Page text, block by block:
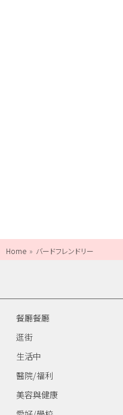
Home バードフレンドリー
餐廳餐廳
逛街
生活中
醫院/福利
美容與健康